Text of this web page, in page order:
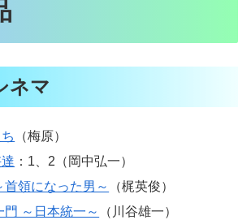
ネマ
（梅原）
：1、2（岡中弘一）
首領になった男～
（梶英俊）
門 ～日本統一～
（川谷雄一）